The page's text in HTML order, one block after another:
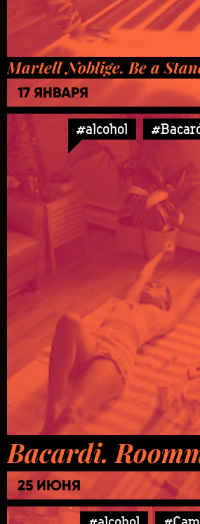
Martell Noblige. Be a
17 ЯНВАРЯ
#alcohol
Bacardi.
25 ИЮНЯ